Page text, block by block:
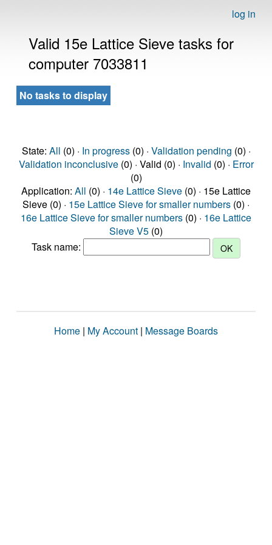
log in
Valid 15e Lattice Sieve tasks for
computer 7033811
No tasks to display
State: All (0) · In progress(0) · Validation pending (0) ·
Validation inconclusive(0) · Valid (0) · Invalid (0) · Error
(0)
Application: All (0) · 14e Lattice Sieve (0) · 15e Lattice
Sieve (0) · 15e Lattice Sieve for smaller numbers (0) ·
16e Lattice Sieve for smaller numbers (0) · 16e Lattice
Sieve V5 (0)
Task name:
Home | My Account | Message Boards